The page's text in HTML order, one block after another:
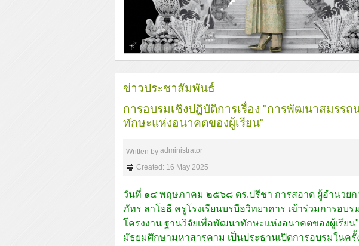
ข่าวประชาสัมพันธ์
การอบรมเชิงปฏิบัติการเรื่อง "การพัฒนาสมรรถ
ทักษะแห่งอนาคตของผู้เรียน"
Written byadministrator
Created: 16 May 2025
วันที่ ๑๔ พฤษภาคม ๒๕๖๘ ดร.ปรีชา การสอาด ผู้อำนวย
ภัทร ลาโยธี ครูโรงเรียนบรบือวิทยาคาร เข้าร่วมการอบ
โครงงาน ฐานวิจัยเพื่อพัฒนาทักษะแห่งอนาคตของผู้เรีย
มัธยมศึกษามหาสารคาม เป็นประธานเปิดการอบรมใน